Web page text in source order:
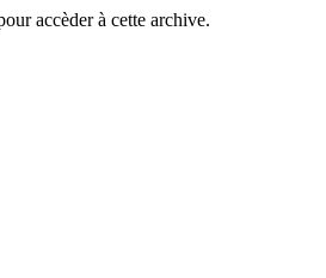
accèder à cette archive.